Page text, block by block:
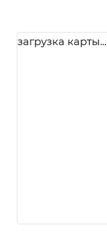
загрузка карты...